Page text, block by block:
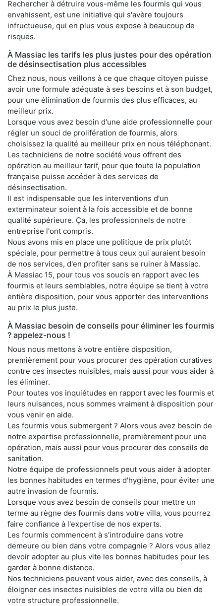
Rechercher à détruire vous-même les fourmis qui vous
envahissent, est une initiative qui s'avère toujours
infructueuse, qui en plus vous expose à beaucoup de
risques.
À Massiac les tarifs les plus justes pour des opération
de désinsectisation plus accessibles
Chez nous, nous veillons à ce que chaque citoyen puisse
avoir une formule adéquate à ses besoins et à son budget,
pour une élimination de fourmis des plus efficaces, au
meilleur prix.
Lorsque vous avez besoin d'une aide professionnelle pour
régler un souci de prolifération de fourmis, alors
choisissez la qualité au meilleur prix en nous téléphonant.
Les techniciens de notre société vous offrent des
opération au meilleur tarif, pour que toute la population
française puisse accéder à des services de
désinsectisation.
Il est indispensable que les interventions d'un
exterminateur soient à la fois accessible et de bonne
qualité supérieure. Ça, les professionnels de notre
entreprise l'ont compris.
Nous avons mis en place une politique de prix plutôt
spéciale, pour permettre à tous ceux qui auraient besoin
de nos services, d'en profiter sans se ruiner à Massiac.
À Massiac 15, pour tous vos soucis en rapport avec les
fourmis et leurs semblables, notre équipe se tient à votre
entière disposition, pour vous apporter des interventions
au prix le plus juste.
À Massiac besoin de conseils pour éliminer les fourmis
? appelez-nous !
Nous nous mettons à votre entière disposition,
premièrement pour vous procurer des opération curatives
contre ces insectes nuisibles, mais aussi pour vous aider à
les éliminer.
Pour toutes vos inquiétudes en rapport avec les fourmis et
leurs nuisances, nous sommes vraiment à disposition pour
vous venir en aide.
Les fourmis vous submergent ? Alors vous avez besoin de
notre expertise professionnelle, premièrement pour une
opération, mais aussi pour vous procurer des conseils de
sanitation.
Notre équipe de professionnels peut vous aider à adopter
les bonnes habitudes en termes d'hygiène, pour éviter une
autre invasion de fourmis.
Lorsque vous avez besoin de conseils pour mettre un
terme au règne des fourmis dans votre villa, vous pourrez
faire confiance à l'expertise de nos experts.
Les fourmis commencent à s'introduire dans votre
demeure ou bien dans votre compagnie ? Alors vous allez
devoir adopter au plus vite les bonnes habitudes pour les
garder à bonne distance.
Nos techniciens peuvent vous aider, avec des conseils, à
éloigner ces insectes nuisibles de votre villa ou bien de
votre structure professionnelle.